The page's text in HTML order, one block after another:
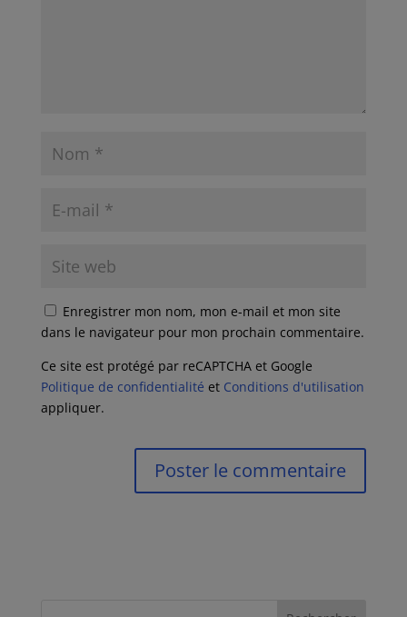
Enregistrer mon nom, mon e-mail et mon site
dans le navigateur pour mon prochain commentaire.
Ce site est protégé par reCAPTCHA et Google
Politique de confidentialité et Conditions d'utilisation
appliquer.